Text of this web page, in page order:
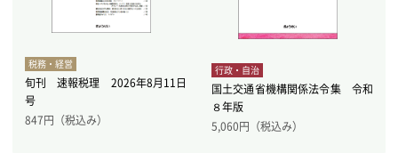
税務・経営
旬刊 速報税理 2026年8月11日
号
847円（税込み）
行政・自治
国土交通省機構関係法令集 令和
８年版
5,060円（税込み）